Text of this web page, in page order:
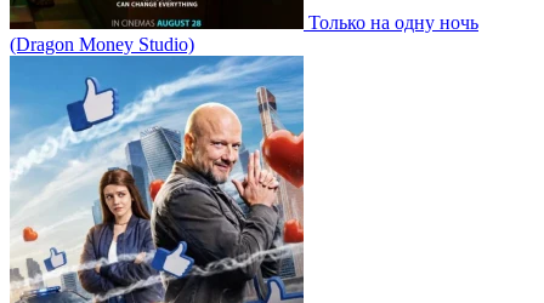
Только на одну ночь
(Dragon Money Studio)